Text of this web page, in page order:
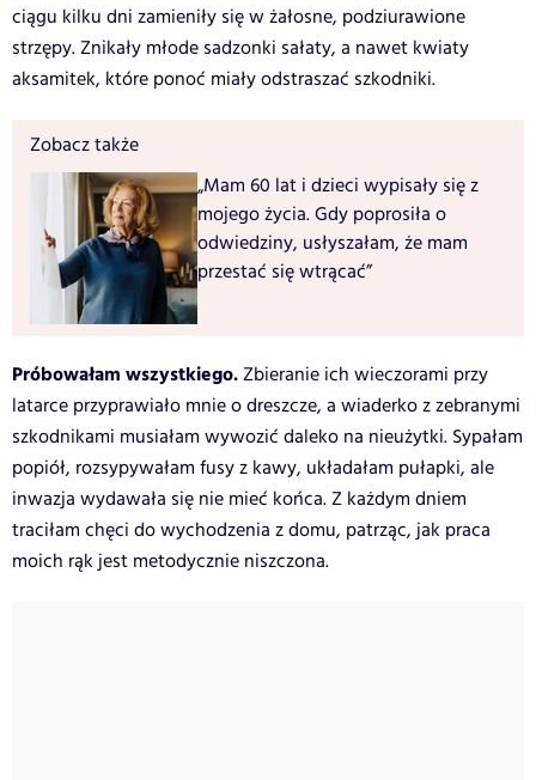
ciągu kilku dni zamieniły się w żałosne, podziurawione
strzępy. Znikały młode sadzonki sałaty, a nawet kwiaty
aksamitek, które ponoć miały odstraszać szkodniki.
Zobacz także
„Mam 60 lat i dzieci wypisały się z
mojego życia. Gdy poprosiła o
odwiedziny, usłyszałam, że mam
przestać się wtrącać”
Próbowałam wszystkiego.Zbieranie ich wieczorami przy
latarce przyprawiało mnie o dreszcze, a wiaderko z zebranymi
szkodnikami musiałam wywozić daleko na nieużytki. Sypałam
popiół, rozsypywałam fusy z kawy, układałam pułapki, ale
inwazja wydawała się nie mieć końca. Z każdym dniem
traciłam chęci do wychodzenia z domu, patrząc, jak praca
moich rąk jest metodycznie niszczona.